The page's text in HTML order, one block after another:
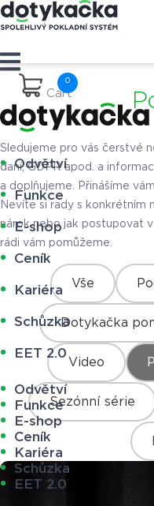
Cart
Odvětví
Funkce
E-shop
Ceník
Kariéra
Schůzka
EET 2.0
Odvětví
Funkce
E-shop
Ceník
Kariéra
Schůzka
EET 2.0
Sledujeme pro vás čerstvé
daní, GDPR apod. a
a doplňujeme. Přinášíme
Nevíte si rady s konkrétním
nárok nebo jak postupovat
rádi vám pomůžeme.
Vše
Dotykačka
Video
Sezónní série